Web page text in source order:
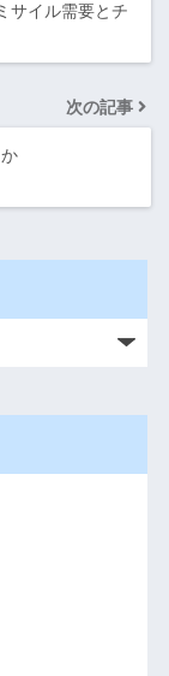
サイル需要とチ
次の記事